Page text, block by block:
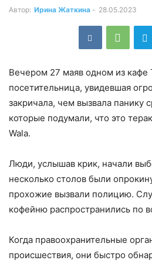
Автор: Ирина Жаткина - 28.05.2023
Вечером 27 маяв одном из кафе
посетительница, увидевшая
закричала, чем вызвала панику
которые подумали, что это
Wala.
Люди, услышав крик, начали
несколько столов были
прохожие вызвали полицию.
кофейню распространились по
Когда правоохранительные
происшествия, они быстро